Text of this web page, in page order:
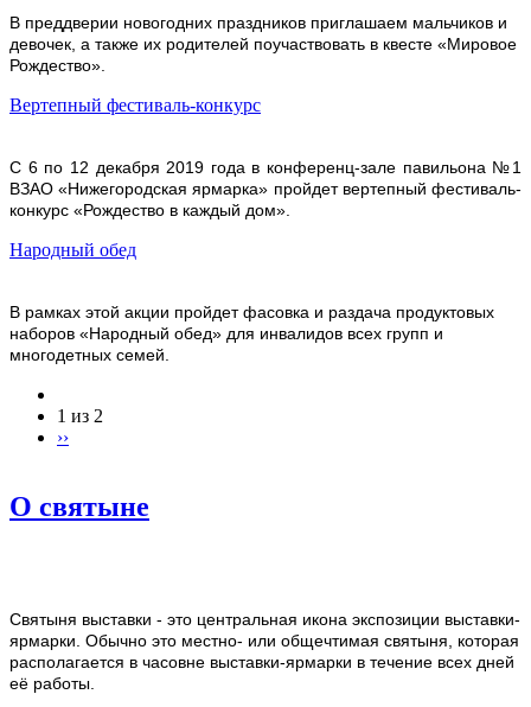
В преддверии новогодних праздников приглашаем мальчиков и
девочек, а также их родителей поучаствовать в квесте «Мировое
Рождество».
Вертепный фестиваль-конкурс
С 6 по 12 декабря 2019 года в конференц-зале павильона №1
ВЗАО «Нижегородская ярмарка» пройдет вертепный фестиваль-
конкурс «Рождество в каждый дом».
Народный обед
В рамках этой акции пройдет фасовка и раздача продуктовых
наборов «Народный обед» для инвалидов всех групп и
многодетных семей.
1 из 2
››
О святыне
Святыня выставки - это центральная икона экспозиции выставки-
ярмарки. Обычно это местно- или общечтимая святыня, которая
располагается в часовне выставки-ярмарки в течение всех дней
её работы.